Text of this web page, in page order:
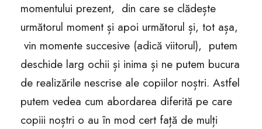
momentului prezent, din care se clădește
următorul moment și apoi următorul și, tot așa,
vin momente succesive (adică viitorul), putem
deschide larg ochii și inima și ne putem bucura
de realizările nescrise ale copiilor noștri. Astfel
putem vedea cum abordarea diferită pe care
copiii noștri o au în mod cert față de mulți